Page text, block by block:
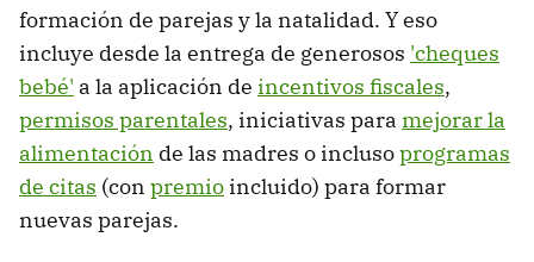
formación de parejas y la natalidad. Y eso
incluye desde la entrega de generosos 'cheques
bebé' a la aplicación de incentivos fiscales,
permisos parentales, iniciativas para mejorar la
alimentación de las madres o inclusoprogramas
de citas (con premio incluido) para formar
nuevas parejas.